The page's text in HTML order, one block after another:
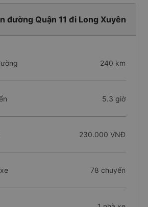
đường Quận 11 đi Long Xuyên
240 km
5.3 giờ
230.000 VNĐ
78 chuyến